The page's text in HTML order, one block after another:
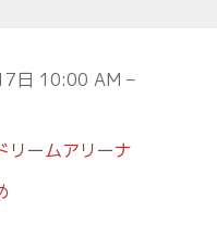
日 10:00 AM –
リームアリーナ